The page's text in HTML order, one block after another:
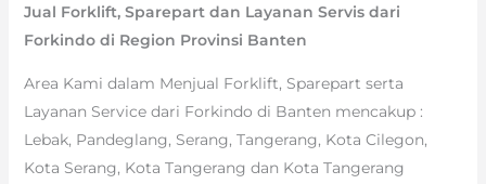
Jual Forklift, Sparepart dan Layanan Servis dari
Forkindo di Region Provinsi Banten
Area Kami dalam Menjual Forklift, Sparepart serta
Layanan Service dari Forkindo di Banten mencakup :
Lebak, Pandeglang, Serang, Tangerang, Kota Cilegon,
Kota Serang, Kota Tangerang dan Kota Tangerang